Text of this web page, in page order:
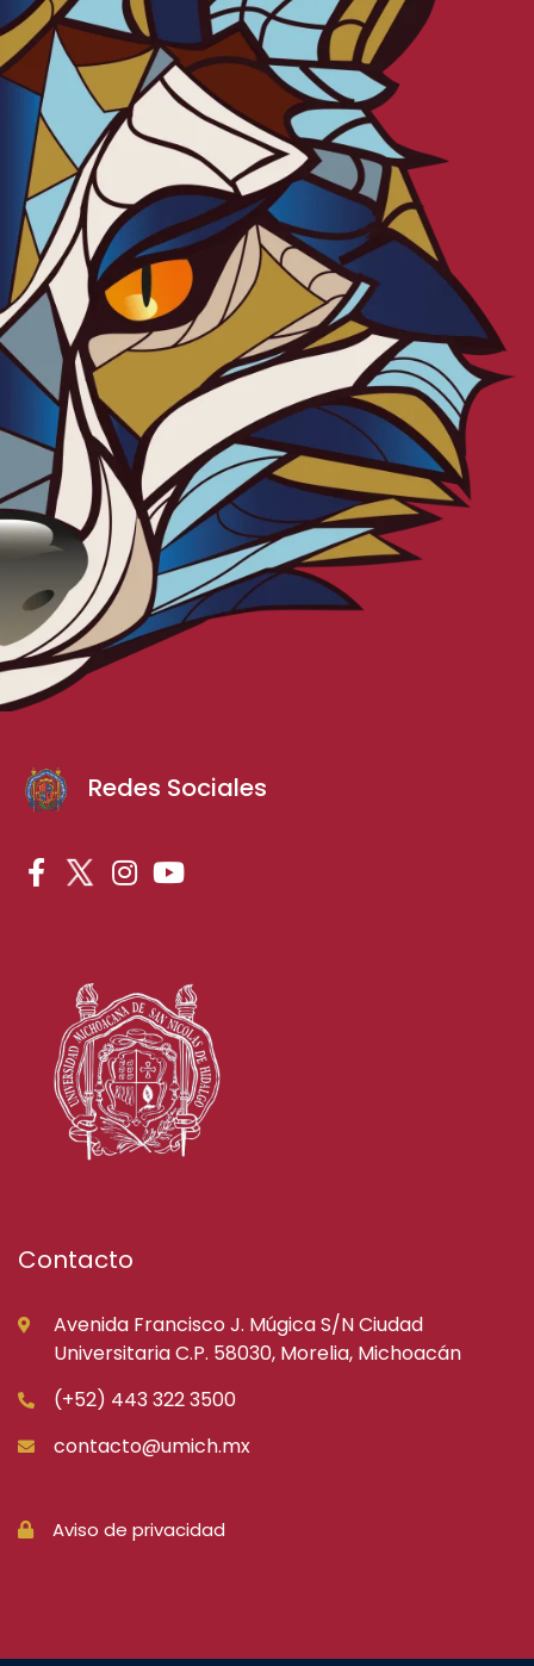
Redes Sociales
Contacto
Avenida Francisco J. Múgica S/N Ciudad
Universitaria C.P. 58030, Morelia, Michoacán
(+52) 443 322 3500
contacto@umich.mx
Aviso de privacidad